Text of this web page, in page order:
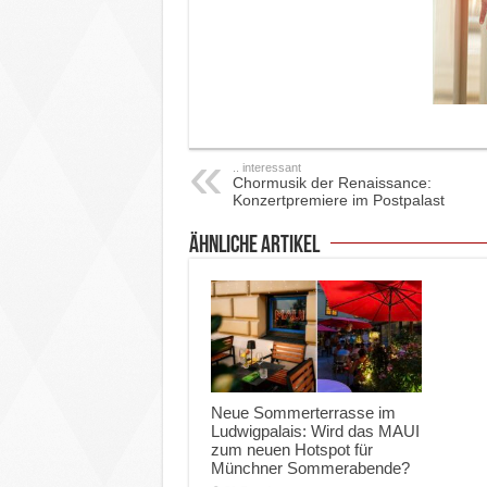
.. interessant
Chormusik der Renaissance:
Konzertpremiere im Postpalast
ähnliche Artikel
Neue Sommerterrasse im
Ludwigpalais: Wird das MAUI
zum neuen Hotspot für
Münchner Sommerabende?